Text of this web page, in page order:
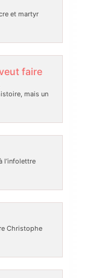
et martyr
faire
mais un
l’infolettre
Christophe